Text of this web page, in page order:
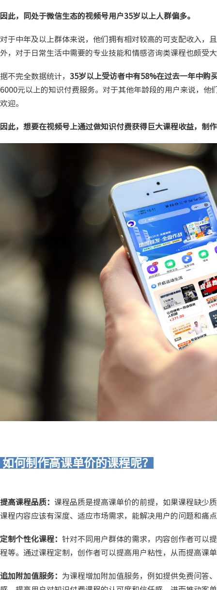
因此，同处于微信生态的视频号用户35岁以上人群偏多。
对于中年及以上群体来说，他们拥有相对较高的可支配收入，
外，对于日常生活中需要的专业技能和情感咨询类课程也颇受
据不完全数据统计， 35岁以上受访者中有58%在过去一年中购
6000元以上的知识付费服务。对于其他年龄段的用户来说，
欢迎。
因此，想要在视频号上通过做知识付费获得巨大课程收益，制
如何制作高课单价的课程呢？
提高课程品质： 课程品质是提高课单价的前提，如果课程缺少
课程内容应该有深度、适应市场需求，能解决用户的问题和痛
定制个性化课程： 针对不同用户群体的需求，内容创作者可以
程等。通过课程定制，创作者可以提高用户粘性，从而提高课
追加附加值服务： 为课程增加附加值服务，例如提供免费问答